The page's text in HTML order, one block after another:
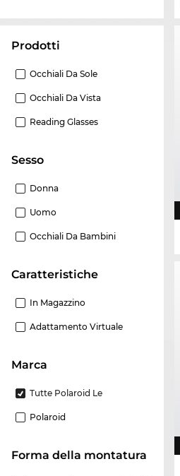
Prodotti
Occhiali Da Sole
Occhiali Da Vista
Reading Glasses
Sesso
Donna
Uomo
Occhiali Da Bambini
Caratteristiche
In Magazzino
Adattamento Virtuale
Marca
Tutte Polaroid Le
Polaroid
forma della montatura